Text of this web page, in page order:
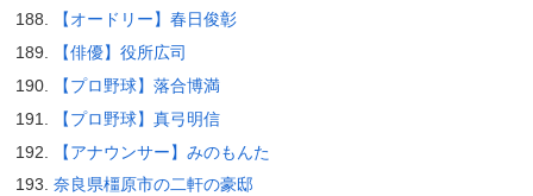
【オードリー】春日俊彰
【俳優】役所広司
【プロ野球】落合博満
【プロ野球】真弓明信
【アナウンサー】みのもんた
奈良県橿原市の二軒の豪邸